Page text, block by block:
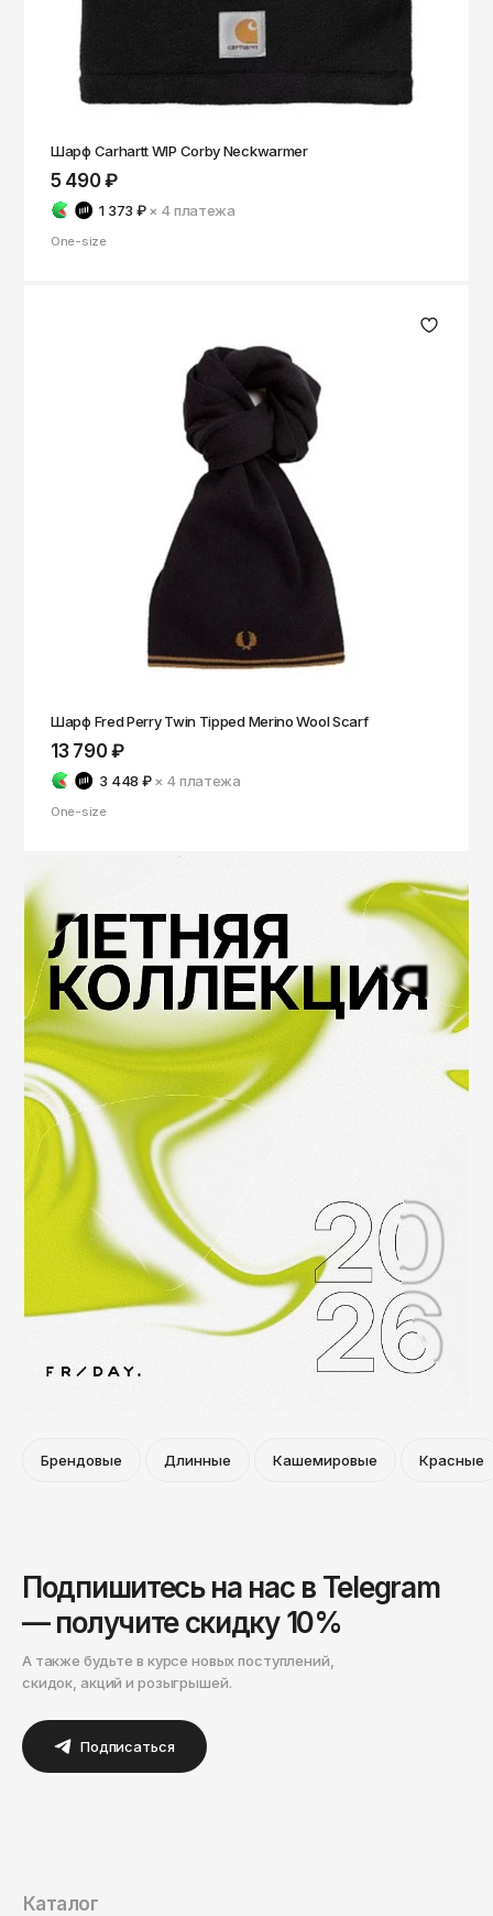
Шарф Carhartt WIP Corby Neckwarmer
5 490 ₽
1 373 ₽ × 4платежа
One-size
Шарф Fred Perry Twin Tipped Merino Wool Scarf
13 790 ₽
3 448 ₽ × 4платежа
One-size
Брендовые Длинные Кашемировые Красные
Подпишитесь на нас в Telegram
— получите скидку 10%
А также будьте в курсе новых поступлений,
скидок, акций и розыгрышей.
Подписаться
Каталог